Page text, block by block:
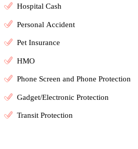
Hospital Cash
Personal Accident
Pet Insurance
HMO
Phone Screen and Phone Protection
Gadget/Electronic Protection
Transit Protection